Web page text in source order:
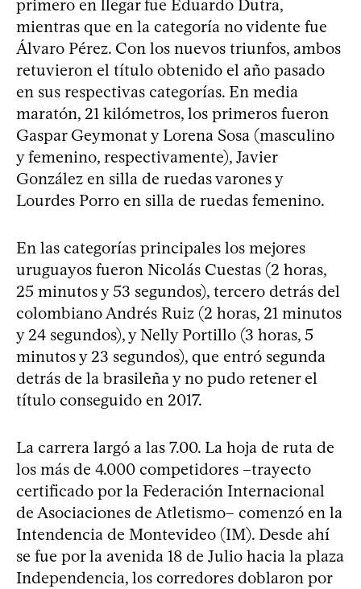
primero en llegar fue Eduardo Dutra,
mientras que en la categoría no vidente fue
Álvaro Pérez. Con los nuevos triunfos, ambos
retuvieron el título obtenido el año pasado
en sus respectivas categorías. En media
maratón, 21 kilómetros, los primeros fueron
Gaspar Geymonat y Lorena Sosa (masculino
y femenino, respectivamente), Javier
González en silla de ruedas varones y
Lourdes Porro en silla de ruedas femenino.
En las categorías principales los mejores
uruguayos fueron Nicolás Cuestas (2 horas,
25 minutos y 53 segundos), tercero detrás del
colombiano Andrés Ruiz (2 horas, 21 minutos
y 24 segundos), y Nelly Portillo (3 horas, 5
minutos y 23 segundos), que entró segunda
detrás de la brasileña y no pudo retener el
título conseguido en 2017.
La carrera largó a las 7.00. La hoja de ruta de
los más de 4.000 competidores –trayecto
certificado por la Federación Internacional
de Asociaciones de Atletismo– comenzó en la
Intendencia de Montevideo (IM). Desde ahí
se fue por la avenida 18 de Julio hacia la plaza
Independencia, los corredores doblaron por